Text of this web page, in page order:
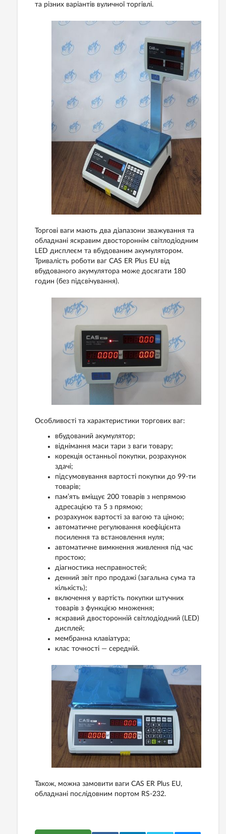
та різних варіантів вуличної торгівлі.
Торгові ваги мають два діапазони зважування та
обладнані яскравим двостороннім світлодіодним
LED дисплеєм та вбудованим акумулятором.
Тривалість роботи ваг CAS ER Plus EU від
вбудованого акумулятора може досягати 180
годин (без підсвічування).
Особливості та характеристики торгових ваг:
вбудований акумулятор;
віднімання маси тари з ваги товару;
корекція останньої покупки, розрахунок
здачі;
підсумовування вартості покупки до 99-ти
товарів;
пам’ять вміщує 200 товарів з непрямою
адресацією та 5 з прямою;
розрахунок вартості за вагою та ціною;
автоматичне регулювання коефіцієнта
посилення та встановлення нуля;
автоматичне вимкнення живлення під час
простою;
діагностика несправностей;
денний звіт про продажі (загальна сума та
кількість);
включення у вартість покупки штучних
товарів з функцією множення;
яскравий двосторонній світлодіодний (LED)
дисплей;
мембранна клавіатура;
клас точності — середній.
Також, можна замовити ваги CAS ER Plus EU,
обладнані послідовним портом RS-232.